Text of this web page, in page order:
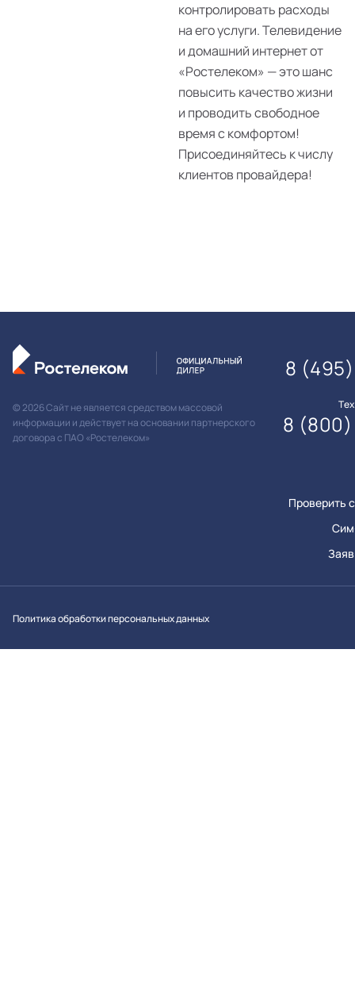
контролировать расходы
на его услуги. Телевидение
и домашний интернет от
«Ростелеком» — это шанс
повысить качество жизни
и проводить свободное
время с комфортом!
Присоединяйтесь к числу
клиентов провайдера!
© 2026 Сайт не является средством массовой
информации и действует на основании партнерского
договора с ПАО «Ростелеком»
Проверить
8
8
Политика обработки персональных данных